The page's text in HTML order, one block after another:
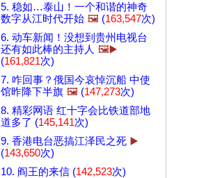
5. 稳如…泰山！一个和谐的神奇
数字从江时代开始 🖼️ (163,547次)
6. 动车新闻！没想到贵州电视台
还有如此棒的主持人 🖼️▶️
(161,821次)
7. 咋回事？俄国今哀悼沉船 中使
馆昨降下半旗 🖼️ (147,273次)
8. 精彩网语 红十字会比铁道部地
道多了 (145,141次)
9. 香港电台恶搞江泽民之死 ▶️
(143,650次)
10. 阎王的来信 (142,523次)